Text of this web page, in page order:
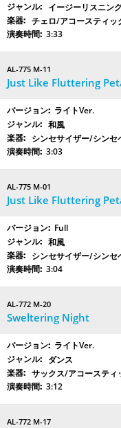
イージーリスニン
チェロ/アコースティ
3:33
AL-775 M-11
Just Like Fluttering
ライトVer.
和風
シンセサイザー/シン
3:03
AL-775 M-01
Just Like Fluttering
Full
和風
シンセサイザー/シン
3:04
AL-772 M-20
Sweltering Night
ライトVer.
ダンス
サックス/アコーステ
3:12
AL-772 M-17